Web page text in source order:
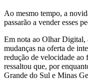
Ao mesmo tempo, a
passarão a vender esses
Em nota ao Olhar Digital,
mudanças na oferta de
redução de velocidade ao
ressaltou que, por
Grande do Sul e Minas